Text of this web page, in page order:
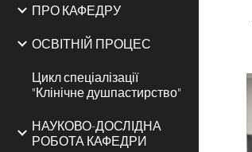
ПРО КАФЕДРУ
ОСВІТНІЙ ПРОЦЕС
Цикл спеціалізації
"Клінічне душпастирство"
НАУКОВО-ДОСЛІДНА
РОБОТА КАФЕДРИ